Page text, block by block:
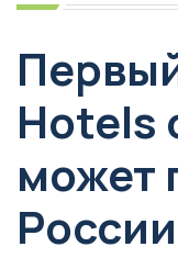
Hotels
может
России